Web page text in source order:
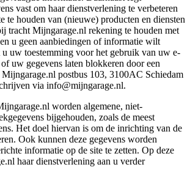
vast om haar dienstverlening te verbeteren
te houden van (nieuwe) producten en diensten
tracht Mijngarage.nl rekening te houden met
u geen aanbiedingen of informatie wilt
uw toestemming voor het gebruik van uw e-
uw gegevens laten blokkeren door een
Mijngarage.nl postbus 103, 3100AC Schiedam
via info@mijngarage.nl.
worden algemene, niet-
bijgehouden, zoals de meest
Het doel hiervan is om de inrichting van de
Ook kunnen deze gegevens worden
informatie op de site te zetten. Op deze
haar dienstverlening aan u verder